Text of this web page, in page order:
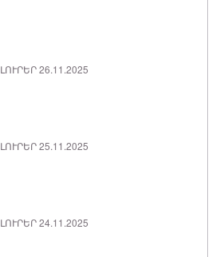
ԼՈՒՐԵՐ 26.11.2025
ԼՈՒՐԵՐ 25.11.2025
ԼՈՒՐԵՐ 24.11.2025